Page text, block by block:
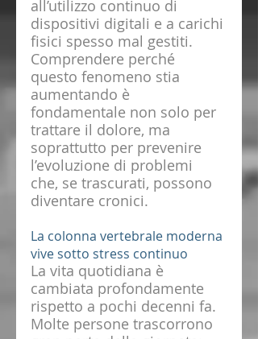
all’utilizzo continuo di
dispositivi digitali e a carichi
fisici spesso mal gestiti.
Comprendere perché
questo fenomeno stia
aumentando è
fondamentale non solo per
trattare il dolore, ma
soprattutto per prevenire
l’evoluzione di problemi
che, se trascurati, possono
diventare cronici.
La colonna vertebrale moderna
vive sotto stress continuo
La vita quotidiana è
cambiata profondamente
rispetto a pochi decenni fa.
Molte persone trascorrono